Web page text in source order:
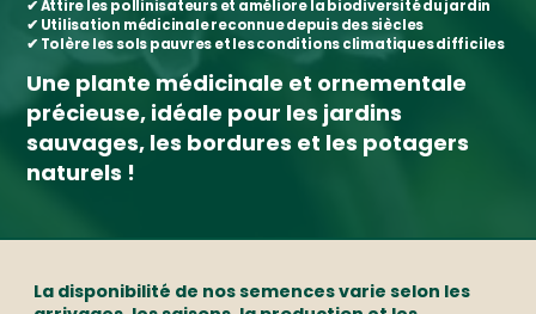
✔Attire les pollinisateurs et améliore la biodiversité du jardin
✔ Utilisation médicinale reconnue depuis des siècles
✔ Tolère les sols pauvres et les conditions climatiques difficiles
Une plante médicinale et ornementale
précieuse, idéale pour les jardins
sauvages, les bordures et les potagers
naturels !
La disponibilité de nos semences varie selon les